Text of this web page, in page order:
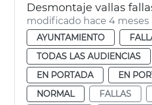
Desmontaje vallas
modificado hace 4 meses
AYUNTAMIENTO
TODAS LAS AUDIENCIAS
EN PORTADA
EN
NORMAL
FALLAS